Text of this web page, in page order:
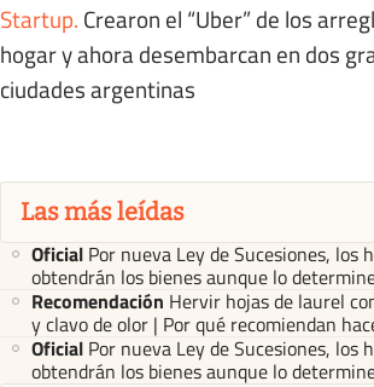
Startup. Crearon el “Uber” de los
hogar y ahora desembarcan en dos
ciudades argentinas
Las más leídas
Oficial Por nueva Ley de Sucesiones, los
obtendrán los bienes aunque lo
Recomendación Hervir hojas de laurel
y clavo de olor | Por qué recomiendan
Oficial Por nueva Ley de Sucesiones, los
obtendrán los bienes aunque lo